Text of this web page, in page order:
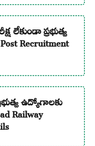
ప్రభుత్వ
Recruitment
ఉద్యోగాలకు
Railway